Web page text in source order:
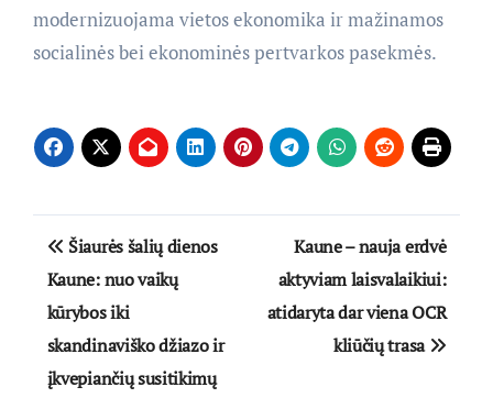
modernizuojama vietos ekonomika ir mažinamos
socialinės bei ekonominės pertvarkos pasekmės.
Navigacija
tarp
įrašų
Šiaurės šalių dienos
Kaune: nuo vaikų
kūrybos iki
skandinaviško džiazo ir
įkvepiančių susitikimų
Kaune – nauja erdvė
aktyviam laisvalaikiui:
atidaryta dar viena OCR
kliūčių trasa